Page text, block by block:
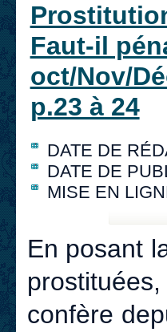
Faut-il
oct/Nov/
p.23 à 24
DATE DE
DATE DE
MISE EN
En posant
confère